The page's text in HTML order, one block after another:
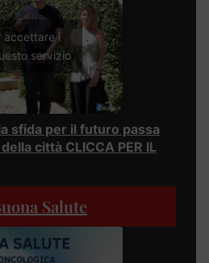
accettare i
servizio
sfida per il futuro passa
città CLICCA PER IL
Salute